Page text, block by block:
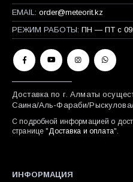
EMAIL: order@meteorit.kz
РЕЖИМ РАБОТЫ: ПН — ПТ с
Доставка по г. Алматы
Саина/Аль-Фараби/
С подробной информацией о
странице " Доставка и оплата".
ИНФОРМАЦИЯ